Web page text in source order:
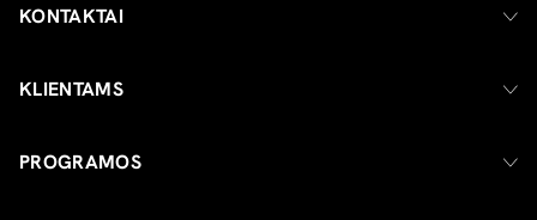
KONTAKTAI
KLIENTAMS
PROGRAMOS